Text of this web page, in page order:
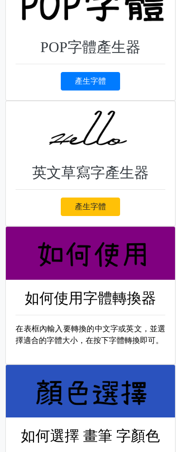
POP字體產生器
產生字體
英文草寫字產生器
產生字體
如何使用字體轉換器
在表框內輸入要轉換的中文字或英文，並選
擇適合的字體大小，在按下字體轉換即可。
如何選擇畫筆 字顏色